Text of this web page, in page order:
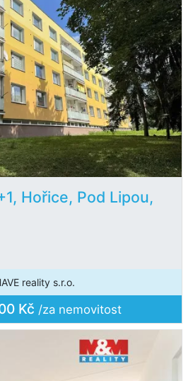
Hořice, Pod Lipou,
reality s.r.o.
Kč /za nemovitost